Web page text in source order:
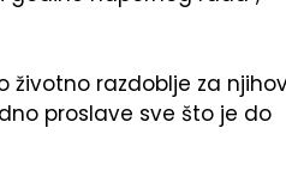
životno razdoblje za
proslave sve što je do